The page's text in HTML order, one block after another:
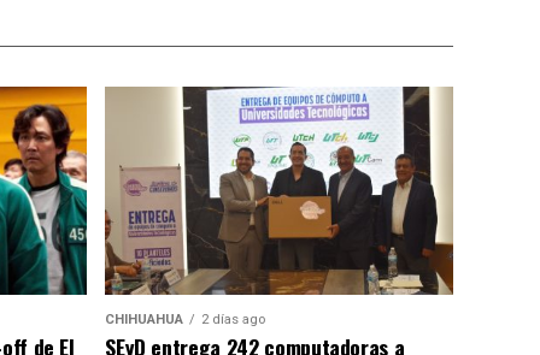
de El
CHIHUAHUA 2 días ago
SEyD entrega 242 computadoras a